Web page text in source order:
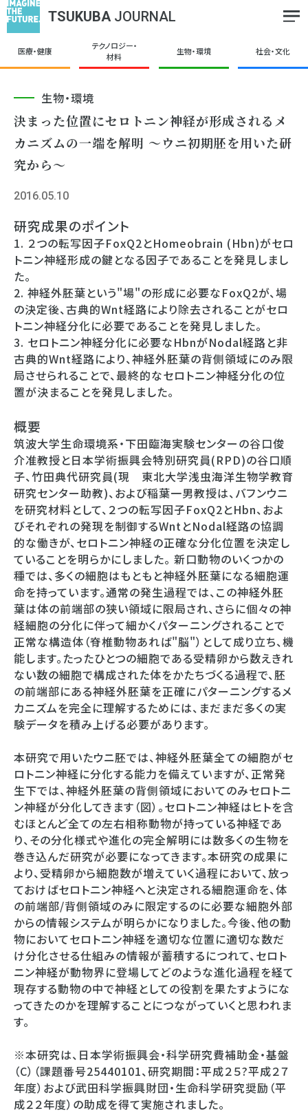
TSUKUBA JOURNAL
医療・健康
テクノロジー・
材料
生物・環境 社会・文化
生物・環境
決まった位置にセロトニン神経が形成されるメ
カニズムの一端を解明 ～ウニ初期胚を用いた研
究から～
2016.05.10
研究成果のポイント
1. ２つの転写因子FoxQ2とHomeobrain (Hbn)がセロ
トニン神経形成の鍵となる因子であることを発見しまし
た。
2. 神経外胚葉という"場"の形成に必要なFoxQ2が、場
の決定後、古典的Wnt経路により除去されることがセロ
トニン神経分化に必要であることを発見しました。
3. セロトニン神経分化に必要なHbnがNodal経路と非
古典的Wnt経路により、神経外胚葉の背側領域にのみ限
局させられることで、最終的なセロトニン神経分化の位
置が決まることを発見しました。
概要
筑波大学生命環境系・下田臨海実験センターの谷口俊
介准教授と日本学術振興会特別研究員(RPD)の谷口順
子、竹田典代研究員(現 東北大学浅虫海洋生物学教育
研究センター助教)、および稲葉一男教授は、バフンウニ
を研究材料として、２つの転写因子FoxQ2とHbn、およ
びそれぞれの発現を制御するWntとNodal経路の協調
的な働きが、セロトニン神経の正確な分化位置を決定し
ていることを明らかにしました。 新口動物のいくつかの
種では、多くの細胞はもともと神経外胚葉になる細胞運
命を持っています。通常の発生過程では、この神経外胚
葉は体の前端部の狭い領域に限局され、さらに個々の神
経細胞の分化に伴って細かくパターニングされることで
正常な構造体（脊椎動物あれば"脳"）として成り立ち、機
能します。たったひとつの細胞である受精卵から数えきれ
ない数の細胞で構成された体をかたちづくる過程で、胚
の前端部にある神経外胚葉を正確にパターニングするメ
カニズムを完全に理解するためには、まだまだ多くの実
験データを積み上げる必要があります。
本研究で用いたウニ胚では、神経外胚葉全ての細胞がセ
ロトニン神経に分化する能力を備えていますが、正常発
生下では、神経外胚葉の背側領域においてのみセロトニ
ン神経が分化してきます（図）。セロトニン神経はヒトを含
むほとんど全ての左右相称動物が持っている神経であ
り、その分化様式や進化の完全解明には数多くの生物を
巻き込んだ研究が必要になってきます。本研究の成果に
より、受精卵から細胞数が増えていく過程において、放っ
ておけばセロトニン神経へと決定される細胞運命を、体
の前端部/背側領域のみに限定するのに必要な細胞外部
からの情報システムが明らかになりました。今後、他の動
物においてセロトニン神経を適切な位置に適切な数だ
け分化させる仕組みの情報が蓄積するにつれて、セロト
ニン神経が動物界に登場してどのような進化過程を経て
現存する動物の中で神経としての役割を果たすようにな
ってきたのかを理解することにつながっていくと思われま
す。
※本研究は、日本学術振興会・科学研究費補助金・基盤
（C）（課題番号25440101、研究期間：平成２５?平成２７
年度）および武田科学振興財団・生命科学研究奨励（平
成２２年度）の助成を得て実施されました。